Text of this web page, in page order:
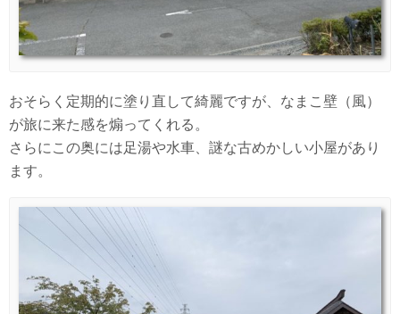
おそらく定期的に塗り直して綺麗ですが、なまこ壁（風）
が旅に来た感を煽ってくれる。
さらにこの奥には足湯や水車、謎な古めかしい小屋があり
ます。